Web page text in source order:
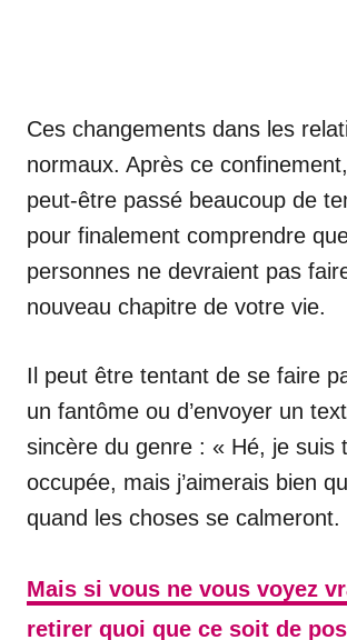
Ces changements dans les
normaux. Après ce
peut-être passé beaucoup de
pour finalement comprendre
personnes ne devraient pas
nouveau chapitre de votre vie.
Il peut être tentant de se faire
un fantôme ou d’envoyer un
sincère du genre : « Hé, je suis
occupée, mais j’aimerais bien
quand les choses se calmeront.
Mais si vous ne vous voyez
retirer quoi que ce soit de